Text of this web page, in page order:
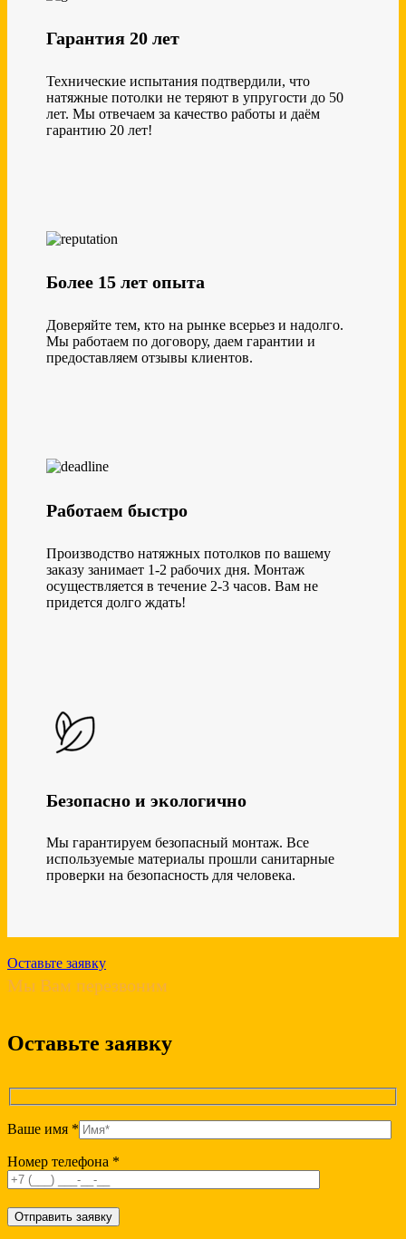
Гарантия 20 лет
Технические испытания подтвердили, что
натяжные потолки не теряют в упругости до 50
лет. Мы отвечаем за качество работы и даём
гарантию 20 лет!
Более 15 лет опыта
Доверяйте тем, кто на рынке всерьез и надолго.
Мы работаем по договору, даем гарантии и
предоставляем отзывы клиентов.
Работаем быстро
Производство натяжных потолков по вашему
заказу занимает 1-2 рабочих дня. Монтаж
осуществляется в течение 2-3 часов. Вам не
придется долго ждать!
Безопасно и экологично
Мы гарантируем безопасный монтаж. Все
используемые материалы прошли санитарные
проверки на безопасность для человека.
Оставьте заявку
Мы Вам перезвоним
Оставьте заявку
Ваше имя *
Номер телефона *